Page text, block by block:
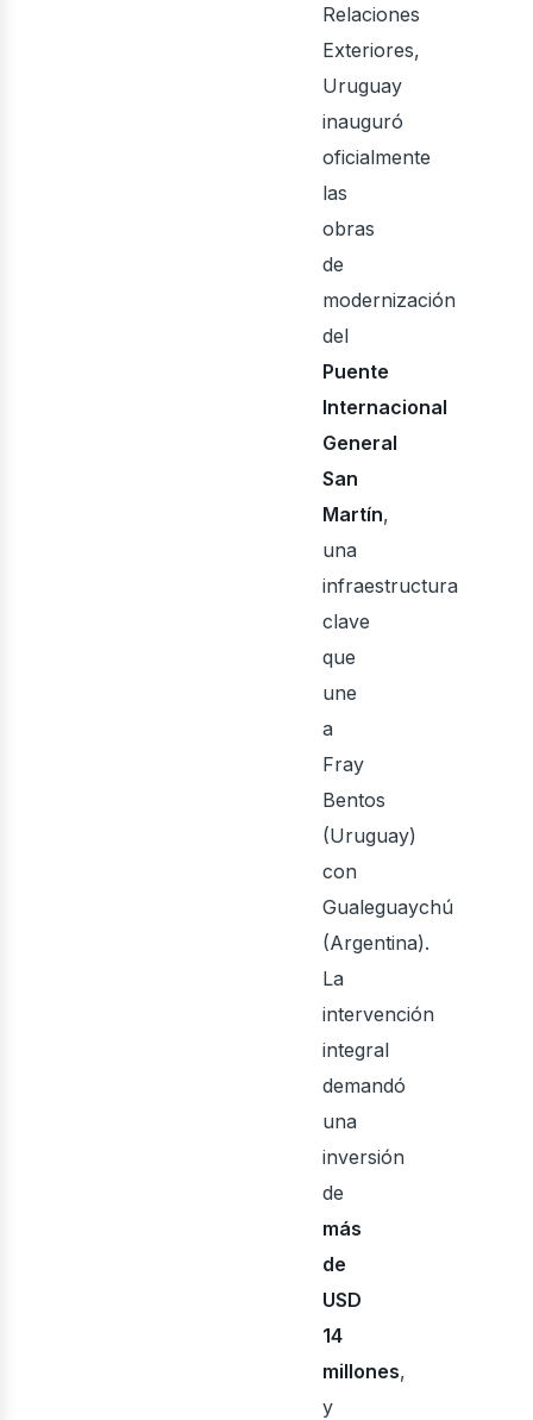
Relaciones
Exteriores,
Uruguay
inauguró
oficialmente
las
obras
de
modernización
del
Puente
Internacional
General
San
Martín,
una
infraestructura
clave
que
une
a
Fray
Bentos
(Uruguay)
con
Gualeguaychú
(Argentina).
La
intervención
integral
demandó
una
inversión
de
más
de
USD
14
millones,
y